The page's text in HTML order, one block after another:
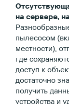
на сервере,
пылесосом
местности),
где
доступ к
достаточно
получить
устройства и